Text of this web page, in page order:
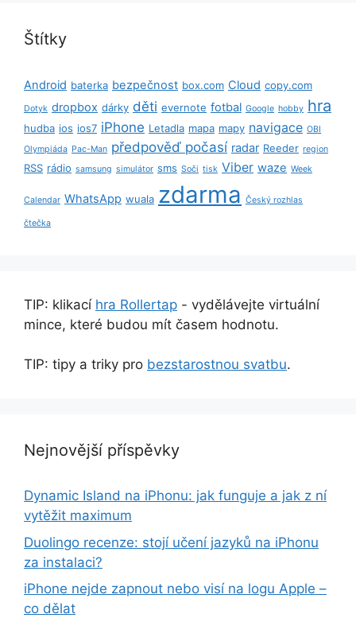
Štítky
Android baterka bezpečnost box.com Cloud copy.com
Dotyk dropbox dárky děti evernote fotbal Google hobby hra
hudba ios ios7 iPhone Letadla mapa mapy navigace OBI
Olympiáda Pac-Man předpověď počasí radar Reeder region
RSS rádio samsung simulátor sms Soči tisk Viber waze Week
Calendar WhatsApp wuala zdarma Český rozhlas
čtečka
TIP: klikací hra Rollertap - vydělávejte virtuální
mince, které budou mít časem hodnotu.
TIP: tipy a triky pro bezstarostnou svatbu.
Nejnovější příspěvky
Dynamic Island na iPhonu: jak funguje a jak z ní
vytěžit maximum
Duolingo recenze: stojí učení jazyků na iPhonu
za instalaci?
iPhone nejde zapnout nebo visí na logu Apple –
co dělat